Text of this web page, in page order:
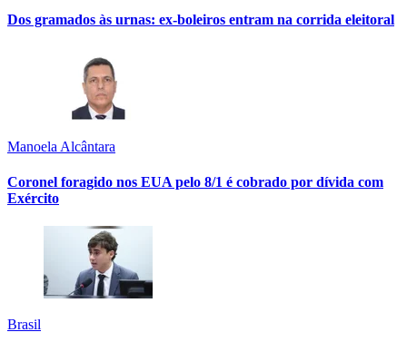
Dos gramados às urnas: ex-boleiros entram na corrida eleitoral
Manoela Alcântara
Coronel foragido nos EUA pelo 8/1 é cobrado por dívida com
Exército
Brasil